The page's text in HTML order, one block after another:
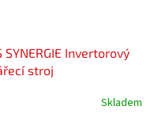
SYNERGIE Invertorový
stroj
Skladem